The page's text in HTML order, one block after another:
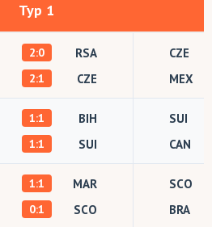
Тур 1
2:0
RSA
2:1 CZE
CZE
MEX
1:1
BIH
1:1 SUI
SUI
CAN
1:1
MAR
0:1 SCO
SCO
BRA